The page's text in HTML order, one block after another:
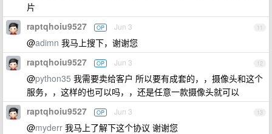
片
11
raptqhoiu9527 OP Jun 3
@adimn 我马上搜下，谢谢您
12
raptqhoiu9527 OP Jun 3
@python35 我需要卖给客户 所以要有成套的，，摄像头和这个
服务，，这样的也可以吗，，还是任意一款摄像头就可以
13
raptqhoiu9527 OP Jun 3
@myderr 我马上了解下这个协议 谢谢您